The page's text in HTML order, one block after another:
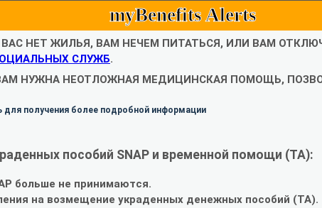
myBenefits Alerts
НЕТ ЖИЛЬЯ, ВАМ НЕЧЕМ ПИТАТЬСЯ, ИЛИ ВАМ
СЛУЖБ.
НУЖНА НЕОТЛОЖНАЯ МЕДИЦИНСКАЯ ПОМОЩЬ,
получения более подробной информации
пособий SNAP и временной помощи (TA):
больше не принимаются.
на возмещение украденных денежных пособий (TA).